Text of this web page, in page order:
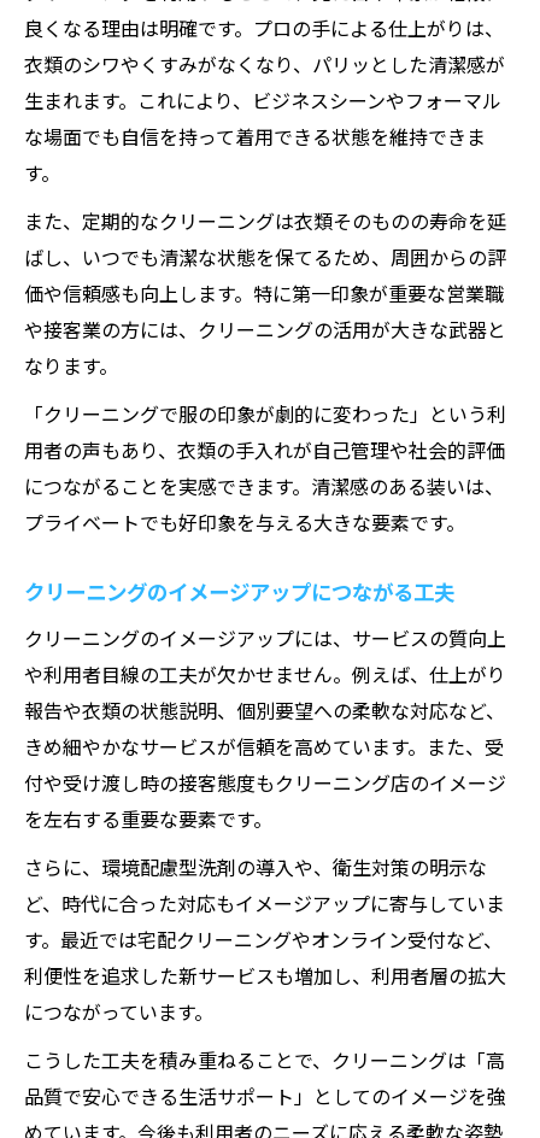
良くなる理由は明確です。プロの手による仕上がりは、
衣類のシワやくすみがなくなり、パリッとした清潔感が
生まれます。これにより、ビジネスシーンやフォーマル
な場面でも自信を持って着用できる状態を維持できま
す。
また、定期的なクリーニングは衣類そのものの寿命を延
ばし、いつでも清潔な状態を保てるため、周囲からの評
価や信頼感も向上します。特に第一印象が重要な営業職
や接客業の方には、クリーニングの活用が大きな武器と
なります。
「クリーニングで服の印象が劇的に変わった」という利
用者の声もあり、衣類の手入れが自己管理や社会的評価
につながることを実感できます。清潔感のある装いは、
プライベートでも好印象を与える大きな要素です。
クリーニングのイメージアップにつながる工夫
クリーニングのイメージアップには、サービスの質向上
や利用者目線の工夫が欠かせません。例えば、仕上がり
報告や衣類の状態説明、個別要望への柔軟な対応など、
きめ細やかなサービスが信頼を高めています。また、受
付や受け渡し時の接客態度もクリーニング店のイメージ
を左右する重要な要素です。
さらに、環境配慮型洗剤の導入や、衛生対策の明示な
ど、時代に合った対応もイメージアップに寄与していま
す。最近では宅配クリーニングやオンライン受付など、
利便性を追求した新サービスも増加し、利用者層の拡大
につながっています。
こうした工夫を積み重ねることで、クリーニングは「高
品質で安心できる生活サポート」としてのイメージを強
めています。今後も利用者のニーズに応える柔軟な姿勢